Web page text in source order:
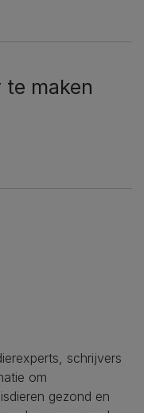
te maken
schrijvers
om
gezond en